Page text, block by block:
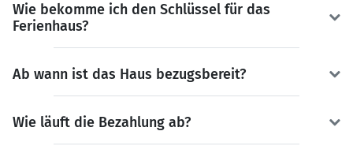
Wie bekomme ich den Schlüssel für das
Ferienhaus?
Ab wann ist das Haus bezugsbereit?
Wie läuft die Bezahlung ab?